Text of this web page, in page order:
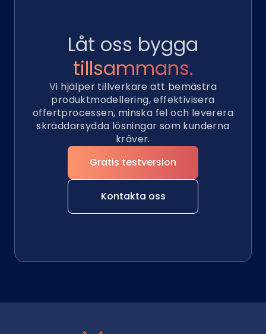
Låt oss bygga
tillsammans.
Vi hjälper tillverkare att bemästra
produktmodellering, effektivisera
offertprocessen, minska fel och leverera
skräddarsydda lösningar som kunderna
kräver.
Gratis testversion
Kontakta oss